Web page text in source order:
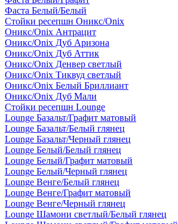
Фаста Белый/Белый
Стойки ресепшн Оникс/Onix
Оникс/Onix Антрацит
Оникс/Onix Дуб Аризона
Оникс/Onix Дуб Аттик
Оникс/Onix Денвер светлый
Оникс/Onix Тиквуд светлый
Оникс/Onix Белый Бриллиант
Оникс/Onix Дуб Мали
Стойки ресепшн Lounge
Lounge Базальт/Графит матовый
Lounge Базальт/Белый глянец
Lounge Базальт/Черный глянец
Lounge Белый/Белый глянец
Lounge Белый/Графит матовый
Lounge Белый/Черный глянец
Lounge Венге/Белый глянец
Lounge Венге/Графит матовый
Lounge Венге/Черный глянец
Lounge Шамони светлый/Белый глянец